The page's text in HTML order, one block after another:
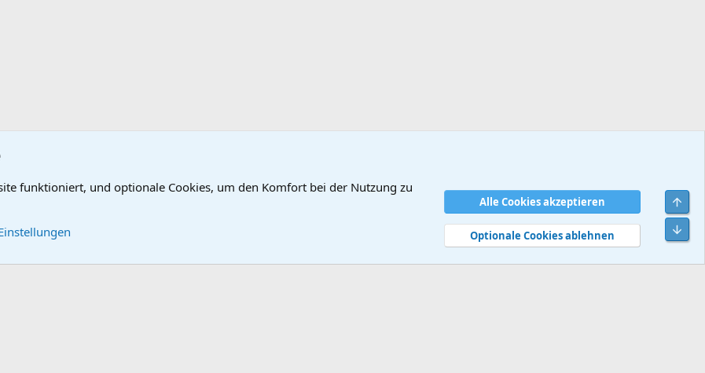
Datenschutz Hilfe und Impressum Start
R
S
funktioniert, und optionale Cookies, um den Komfort bei der Nutzung zu
Alle Cookies akzeptieren
Optionale Cookies ablehnen